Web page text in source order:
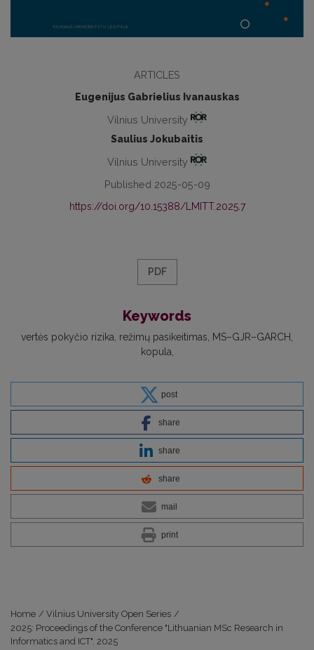
ARTICLES
Eugenijus Gabrielius Ivanauskas
Vilnius University
Saulius Jokubaitis
Vilnius University
Published 2025-05-09
https://doi.org/10.15388/LMITT.2025.7
PDF
Keywords
vertės pokyčio rizika režimų pasikeitimas
MS–GJR–GARCH
kopula
post
share
share
share
mail
print
Home / Vilnius University Open Series /
2025: Proceedings of the Conference "Lithuanian MSc Research in
Informatics and ICT". 2025